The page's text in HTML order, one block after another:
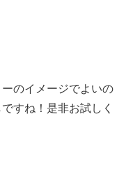
のイメージでよいの
すね！是非お試しく